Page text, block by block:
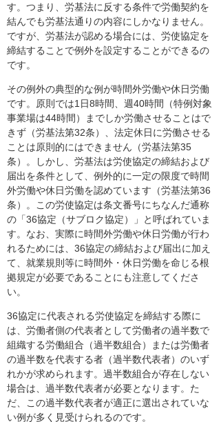
す。つまり、労基法に反する条件で労働契約を
結んでも労基法通りの内容にしかなりません。
ですが、労基法が認める場合には、労使協定を
締結することで例外を設定することができるの
です。
その例外の典型的な例が時間外労働や休日労働
です。原則では1日8時間、週40時間（特例対象
事業場は44時間）までしか労働させることはで
きず（労基法第32条）、法定休日に労働させる
ことは原則的にはできません（労基法第35
条）。しかし、労基法は労使協定の締結および
届出を条件として、例外的に一定の限度で時間
外労働や休日労働を認めています（労基法第36
条）。この労使協定は条文番号にちなんだ通称
の「36協定（サブロク協定）」と呼ばれていま
す。なお、実際に時間外労働や休日労働が行わ
れるためには、36協定の締結および届出に加え
て、就業規則等に時間外・休日労働を命じる根
拠規定が必要であることにも注意してくださ
い。
36協定に代表される労使協定を締結する際に
は、労働者側の代表者として労働者の過半数で
組織する労働組合（過半数組合）または労働者
の過半数を代表する者（過半数代表者）のいず
れかが求められます。過半数組合が存在しない
場合は、過半数代表者が必要となります。た
だ、この過半数代表者が適正に選出されていな
い例が多く見受けられるのです。